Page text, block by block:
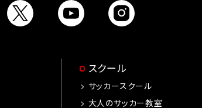
スクール
サッカースクール
大人のサッカー教室